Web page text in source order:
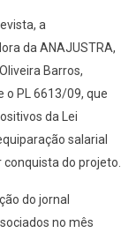
a
da ANAJUSTRA,
Barros,
o PL 6613/09, que
da Lei
salarial
conquista do projeto.
do jornal
no mês